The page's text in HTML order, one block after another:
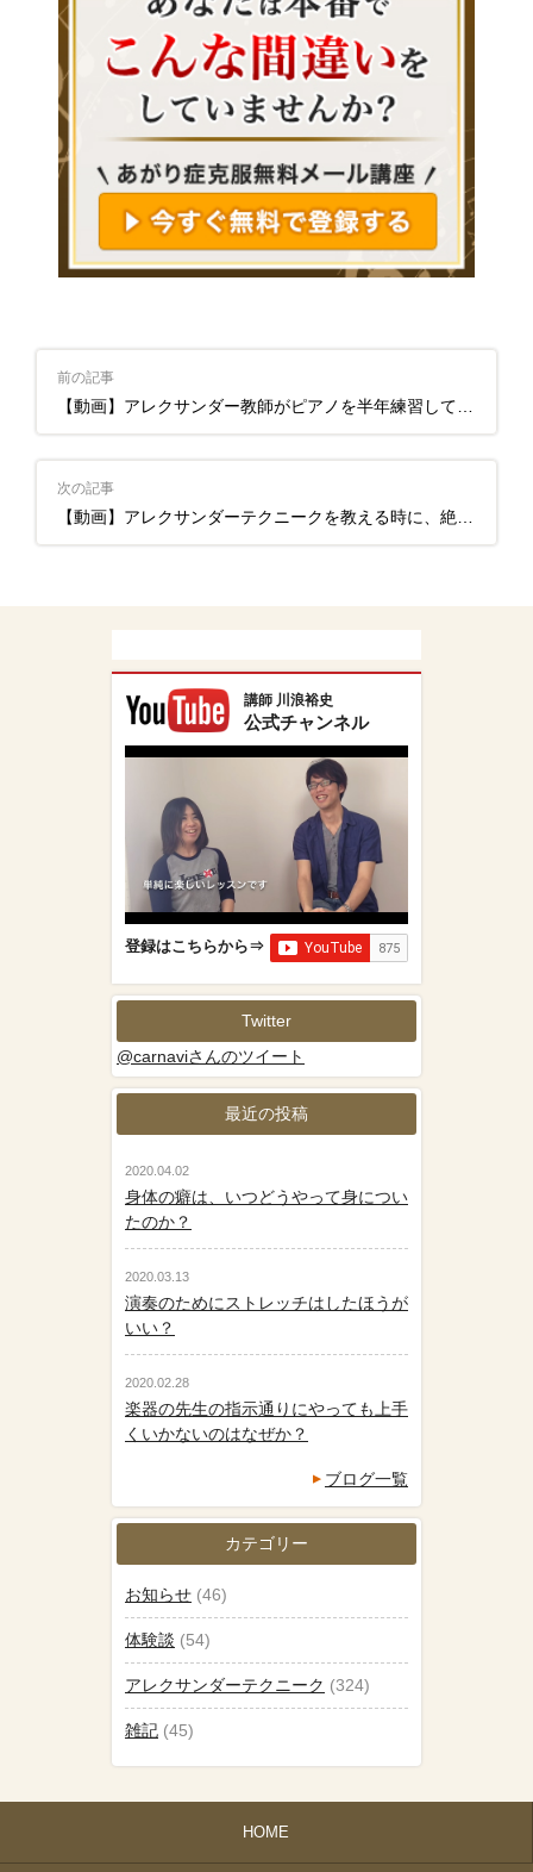
前の記事
【動画】アレクサンダー教師がピアノを半年練習してみた
次の記事
【動画】アレクサンダーテクニークを教える時に、絶対はずしてはいけないこと
講師 川浪裕史
公式チャンネル
登録はこちらから⇒
Twitter
@carnaviさんのツイート
最近の投稿
2020.04.02
身体の癖は、いつどうやって身につい
たのか？
2020.03.13
演奏のためにストレッチはしたほうが
いい？
2020.02.28
楽器の先生の指示通りにやっても上手
くいかないのはなぜか？
ブログ一覧
カテゴリー
お知らせ (46)
体験談 (54)
アレクサンダーテクニーク (324)
雑記 (45)
HOME